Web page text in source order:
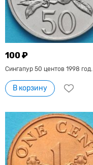
100 ₽
Сингапур 50 центов 1998 год.
В корзину